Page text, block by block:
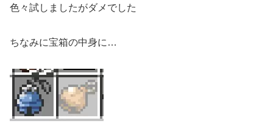
色々試しましたがダメでした
ちなみに宝箱の中身に…